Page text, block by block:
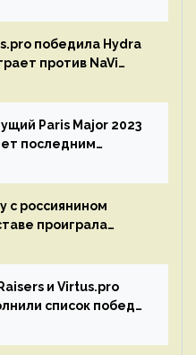
победила Hydra
против NaVi
Paris Major 2023
последним
с россиянином
проиграла
2023
и Virtus.pro
список побед